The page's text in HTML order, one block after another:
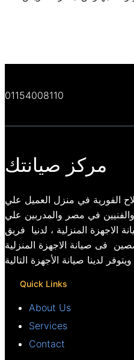
01154008110
مركز صيانتك
الفورية في منزل العميل علي
في مصر والمدربين علي
المنزلية ، لدنيا فريق
فى صيانة الاجهزة المنزلية
ويتوفر لدينا صيانة الأجهزة التالية
Quick Links
About Us
Services
Contact